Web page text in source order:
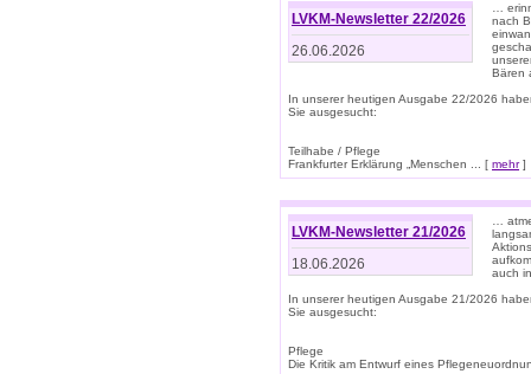
LVKM-Newsletter 22/2026
26.06.2026
…
nach
Bären
In unserer heutigen Ausgabe 22/2026
Sie ausgesucht:
Teilhabe / Pflege
Frankfurter Erklärung „Menschen ... [ mehr]
LVKM-Newsletter 21/2026
18.06.2026
…
auch
In unserer heutigen Ausgabe 21/2026
Sie ausgesucht:
Pflege
Die Kritik am Entwurf eines